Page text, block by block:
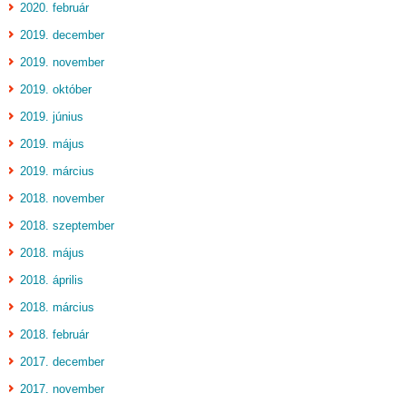
2020. február
2019. december
2019. november
2019. október
2019. június
2019. május
2019. március
2018. november
2018. szeptember
2018. május
2018. április
2018. március
2018. február
2017. december
2017. november